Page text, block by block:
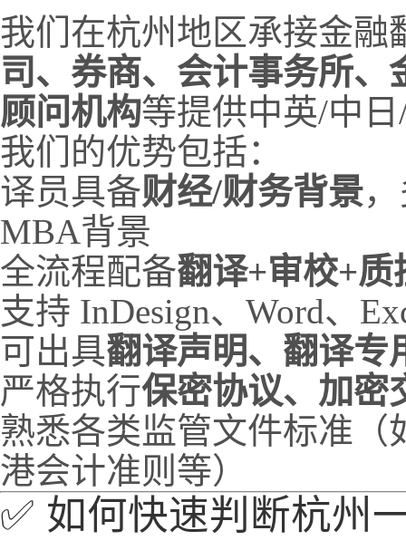
我们在杭州地区承接金融
司、券商、会计事务所
顾问机构等提供中英/中
我们的优势包括：
译员具备财经/财务背景
MBA背景
全流程配备翻译+审校+质
支持 InDesign、Word、
可出具翻译声明、翻译专
严格执行保密协议、加密
熟悉各类监管文件标准（
港会计准则等）
✅ 如何快速判断杭州